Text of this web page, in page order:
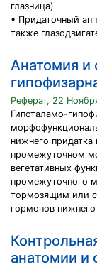
глазница)
• Придаточный
также
Анатомия и
Реферат, 22
Гипоталамо-
нижнего придатка
промежуточном
вегетативных
промежуточного
тормозящим или
гормонов
анатомии и